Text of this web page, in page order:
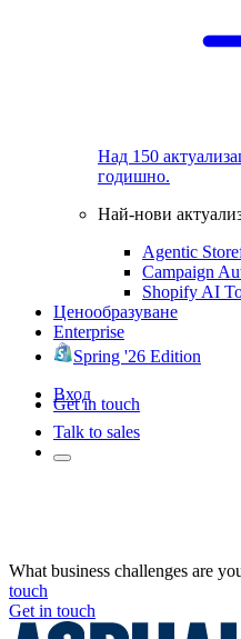
Над 150
годишно.
Най-нови
Agentic
Campaign
Shopify AI
Ценообразуване
Enterprise
Spring '26 Edition
Вход
Get in touch
Talk to sales
What business challenges are
touch
Get in touch